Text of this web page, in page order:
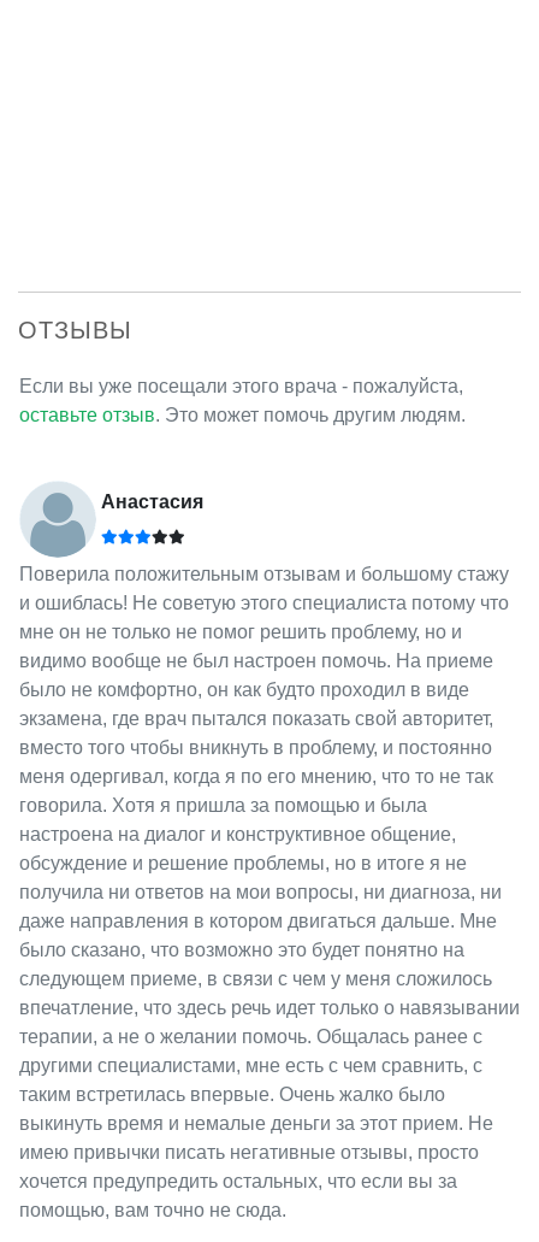
ОТЗЫВЫ
Если вы уже посещали этого врача - пожалуйста,
оставьте отзыв. Это может помочь другим людям.
Анастасия
Поверила положительным отзывам и большому стажу
и ошиблась! Не советую этого специалиста потому что
мне он не только не помог решить проблему, но и
видимо вообще не был настроен помочь. На приеме
было не комфортно, он как будто проходил в виде
экзамена, где врач пытался показать свой авторитет,
вместо того чтобы вникнуть в проблему, и постоянно
меня одергивал, когда я по его мнению, что то не так
говорила. Хотя я пришла за помощью и была
настроена на диалог и конструктивное общение,
обсуждение и решение проблемы, но в итоге я не
получила ни ответов на мои вопросы, ни диагноза, ни
даже направления в котором двигаться дальше. Мне
было сказано, что возможно это будет понятно на
следующем приеме, в связи с чем у меня сложилось
впечатление, что здесь речь идет только о навязывании
терапии, а не о желании помочь. Общалась ранее с
другими специалистами, мне есть с чем сравнить, с
таким встретилась впервые. Очень жалко было
выкинуть время и немалые деньги за этот прием. Не
имею привычки писать негативные отзывы, просто
хочется предупредить остальных, что если вы за
помощью, вам точно не сюда.